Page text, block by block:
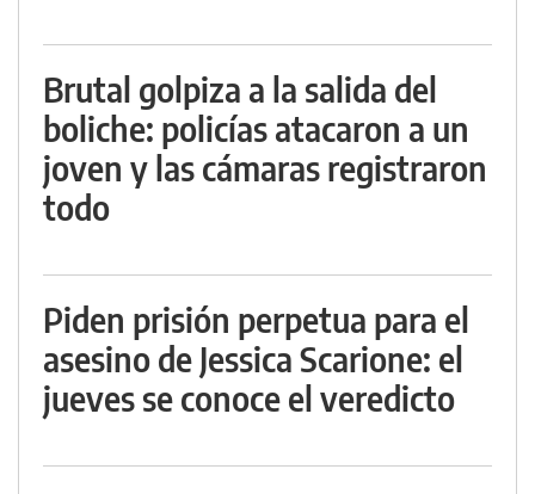
Brutal golpiza a la salida del
boliche: policías atacaron a un
joven y las cámaras registraron
todo
Piden prisión perpetua para el
asesino de Jessica Scarione: el
jueves se conoce el veredicto